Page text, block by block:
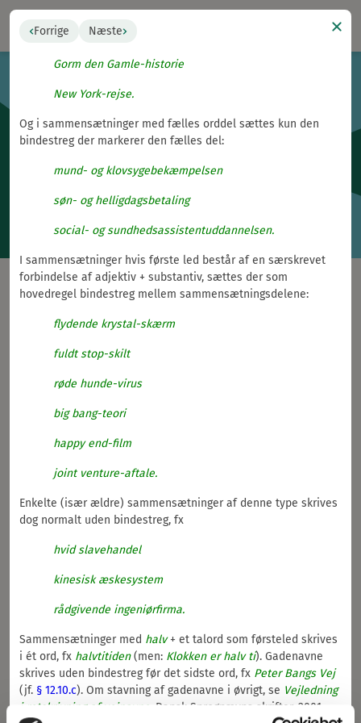
Retskrivningsordbogen
Retskrivningsordbogen 5.1 fra 2025 er den gældende udgave.
Du søger i: Ordbog a–å Retskrivningsregler
§ 40-60. Tegnsætning
§52 Kolon
53 Spørgsmålstegn
54 Udråbstegn
55 Tankestreg
§57 Bindestreg
stk.1 Ved orddeling
Forrige Næste
Johannes V. Jensen-påvirket
Gorm den Gamle-historie
New York-rejse.
Og i sammensætninger med fælles orddel sættes kun den
bindestreg der markerer den fælles del:
mund- og klovsygebekæmpelsen
søn- og helligdagsbetaling
social- og sundhedsassistentuddannelsen.
I sammensætninger hvis første led består af en særskrevet
forbindelse af adjektiv + substantiv, sættes der som
hovedregel bindestreg mellem sammensætningsdelene:
flydende krystal-skærm
fuldt stop-skilt
røde hunde-virus
big bang-teori
happy end-film
joint venture-aftale.
Enkelte (især ældre) sammensætninger af denne type skrives
dog normalt uden bindestreg, fx
hvid slavehandel
kinesisk æskesystem
rådgivende ingeniørfirma.
Sammensætninger med halv+ et talord som førsteled skrives
i ét ord, fx halvtitiden(men: Klokken er halv ti). Gadenavne
skrives uden bindestreg før det sidste ord, fx Peter Bangs Vej
(jf. § 12.10.c). Om stavning af gadenavne i øvrigt, se Vejledning
i retskrivning af vejnavne , Dansk Sprognævns skrifter, 2001.